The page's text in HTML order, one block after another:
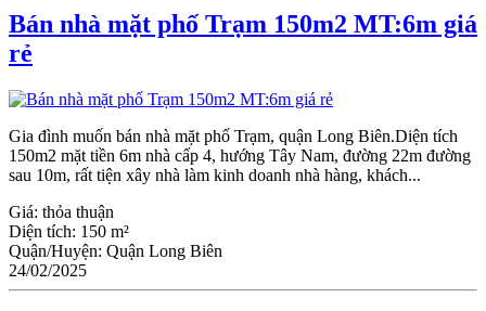
Bán nhà mặt phố Trạm 150m2 MT:6m giá
rẻ
Gia đình muốn bán nhà mặt phố Trạm, quận Long Biên.Diện tích
150m2 mặt tiền 6m nhà cấp 4, hướng Tây Nam, đường 22m đường
sau 10m, rất tiện xây nhà làm kinh doanh nhà hàng, khách...
Giá: thỏa thuận
Diện tích: 150 m²
Quận/Huyện: Quận Long Biên
24/02/2025